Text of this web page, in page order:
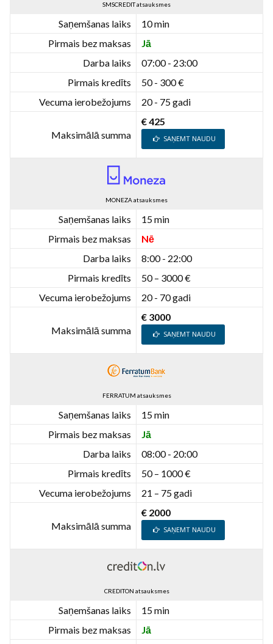
SMSCREDIT atsauksmes
Saņemšanas laiks
10 min
Pirmais bez maksas
Jā
Darba laiks
07:00 - 23:00
Pirmais kredīts
50 - 300 €
Vecuma ierobežojums
20 - 75 gadi
Maksimālā summa
€ 425
SAŅEMT NAUDU
MONEZA atsauksmes
Saņemšanas laiks
15 min
Pirmais bez maksas
Nē
Darba laiks
8:00 - 22:00
Pirmais kredīts
50 – 3000 €
Vecuma ierobežojums
20 - 70 gadi
Maksimālā summa
€ 3000
SAŅEMT NAUDU
FERRATUM atsauksmes
Saņemšanas laiks
15 min
Pirmais bez maksas
Jā
Darba laiks
08:00 - 20:00
Pirmais kredīts
50 – 1000 €
Vecuma ierobežojums
21 – 75 gadi
Maksimālā summa
€ 2000
SAŅEMT NAUDU
CREDITON atsauksmes
Saņemšanas laiks
15 min
Pirmais bez maksas
Jā